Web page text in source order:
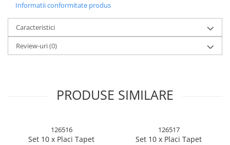
Informatii conformitate produs
Caracteristici
Review-uri(0)
PRODUSE SIMILARE
126516
Set 10 x Placi Tapet
126517
Set 10 x Placi Tapet